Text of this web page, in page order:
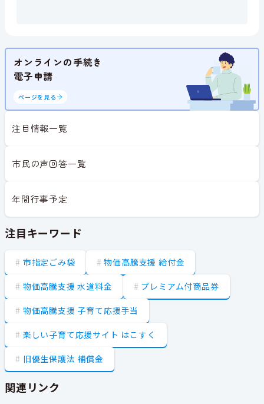
オンラインの手続き
電子申請
ページを見る
注目情報一覧
市民の声回答一覧
年間行事予定
注目キーワード
市指定ごみ袋 物価高騰支援 給付金
物価高騰支援 水道料金 プレミアム付商品券
物価高騰支援 子育て応援手当
楽しい子育て応援サイト はこすく
旧優生保護法 補償金
関連リンク